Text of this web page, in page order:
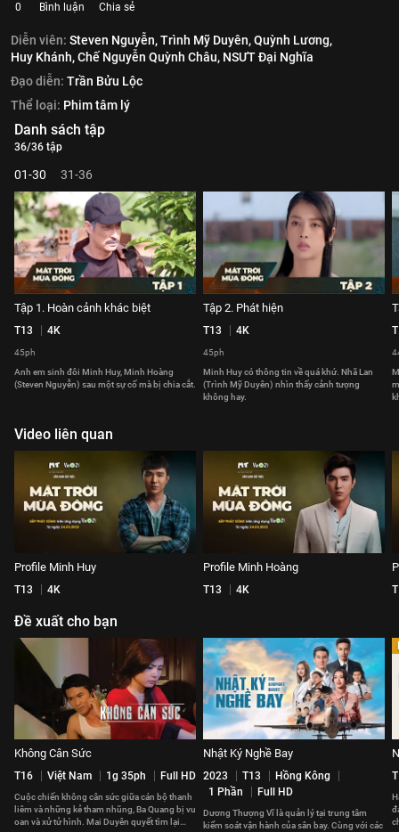
0 Bình luận Chia sẻ
Diễn viên: Steven Nguyễn,Trình Mỹ Duyên,Quỳnh Lương,
Huy Khánh,Chế Nguyễn Quỳnh Châu, NSƯT Đại Nghĩa
Đạo diễn: Trần Bửu Lộc
Thể loại: Phim tâm lý
Danh sách tập
36/36 tập
01-30 31-36
Tập 1. Hoàn cảnh khác biệt
T13 4K
45ph
Anh em sinh đôi Minh Huy, Minh Hoàng
(Steven Nguyễn) sau một sự cố mà bị chia cắt.
Tập 2. Phát hiện
T13 4K
45ph
Minh Huy có thông tin về quá khứ. Nhã Lan
(Trình Mỹ Duyên) nhìn thấy cảnh tượng
không hay.
Video liên quan
Profile Minh Huy
T13 4K
Profile Minh Hoàng
T13 4K
Đề xuất cho bạn
Không Cân Sức
T16 Việt Nam 1g 35ph Full HD
Cuộc chiến không cân sức giữa cán bộ thanh
liêm và những kẻ tham nhũng, Ba Quang bị vu
oan và xử tử hình. Mai Duyên quyết tìm lại
Nhật Ký Nghề Bay
2023 T13
Hồng Kông
1 Phần
Full HD
Dương Thượng Vĩ là quản lý tại trung tâm
kiểm soát vận hành của sân bay. Cùng với các